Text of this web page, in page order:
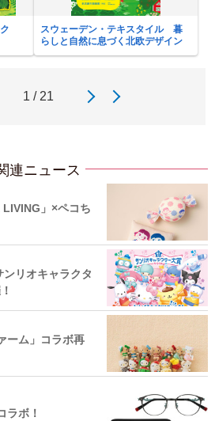
スウェーデン・テキスタイル 暮
らしと自然に息づく北欧デザイン
1 / 21
連ニュース
」×ペコち
ンリオキャラクタ
ーム」コラボ再
ラボ！